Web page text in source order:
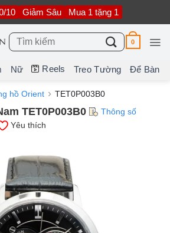
10 Giảm Sâu Mua 1 tặng 1
Tìm
kiếm:
0
Nữ Reels Treo Tường Để Bàn
hồ Orient TET0P003B0
TET0P003B0
Thông số
Yêu thích